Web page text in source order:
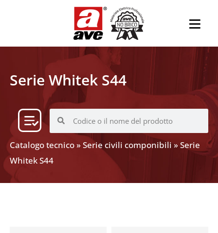
Serie Whitek S44
Catalogo tecnico»Serie civili componibili»Serie
Whitek S44